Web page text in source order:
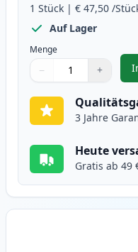
1 Stück | € 47,50 /
Auf Lager
Menge
Verwenden Sie die
− +
1
3 Jahre
Heute
Gratis ab 49